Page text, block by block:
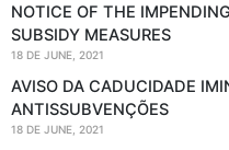
NOTICE OF THE
SUBSIDY MEASURES
18 DE JUNE, 2021
AVISO DA CADUCIDADE
ANTISSUBVENÇÕES
18 DE JUNE, 2021